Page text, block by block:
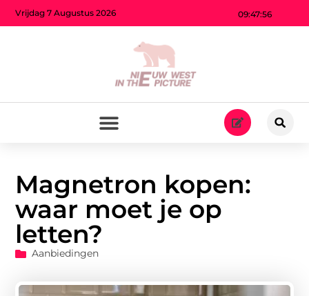
09:47:58
Vrijdag 7 Augustus 2026
Magnetron kopen:
waar moet je op
letten?
Aanbiedingen